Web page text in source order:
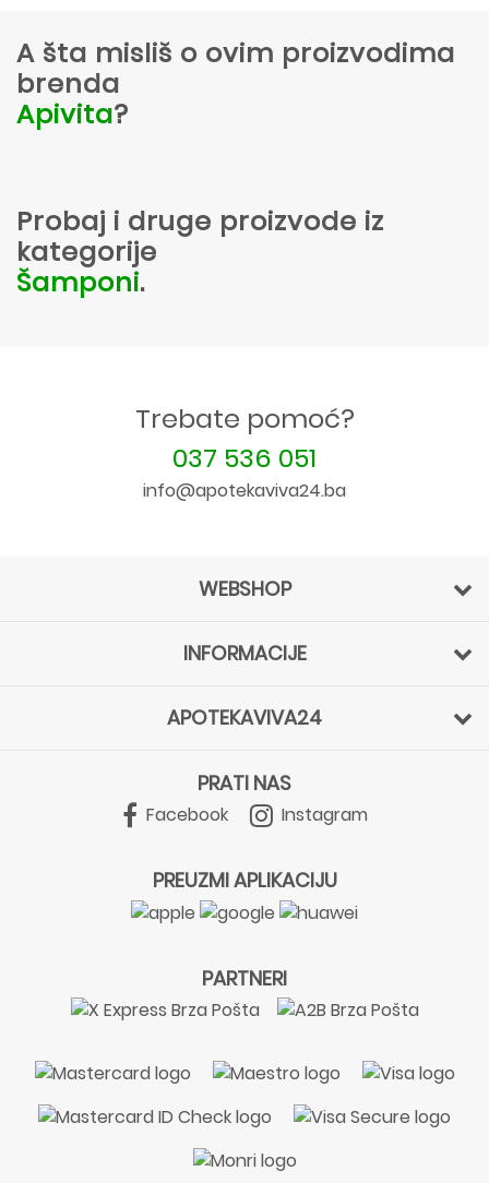
A šta misliš o ovim proizvodima
brenda
Apivita?
Probaj i druge proizvode iz
kategorije
Šamponi.
Trebate pomoć?
037 536 051
info@apotekaviva24.ba
WEBSHOP
INFORMACIJE
APOTEKAVIVA24
PRATI NAS
Facebook Instagram
PREUZMI APLIKACIJU
PARTNERI